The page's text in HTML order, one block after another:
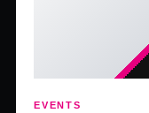
EVENTS